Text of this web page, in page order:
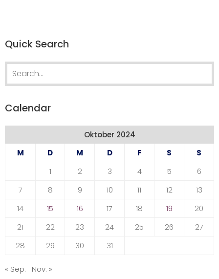
Quick Search
Search
Calendar
Oktober 2024
M
D M D F S
S
1
2 3 4 5
6
7
8 9 10 11 12
13
14
15 16 17 18 19
20
21
22 23 24 25 26
27
28
29 30 31
« Sep. Nov. »